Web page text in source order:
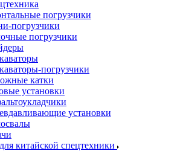
погрузчики
погрузчики
погрузчики
погрузчики
катки
установки
установки
китайской спецтехники